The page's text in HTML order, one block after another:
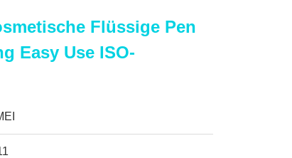
Flüssige Pen
Easy Use ISO-